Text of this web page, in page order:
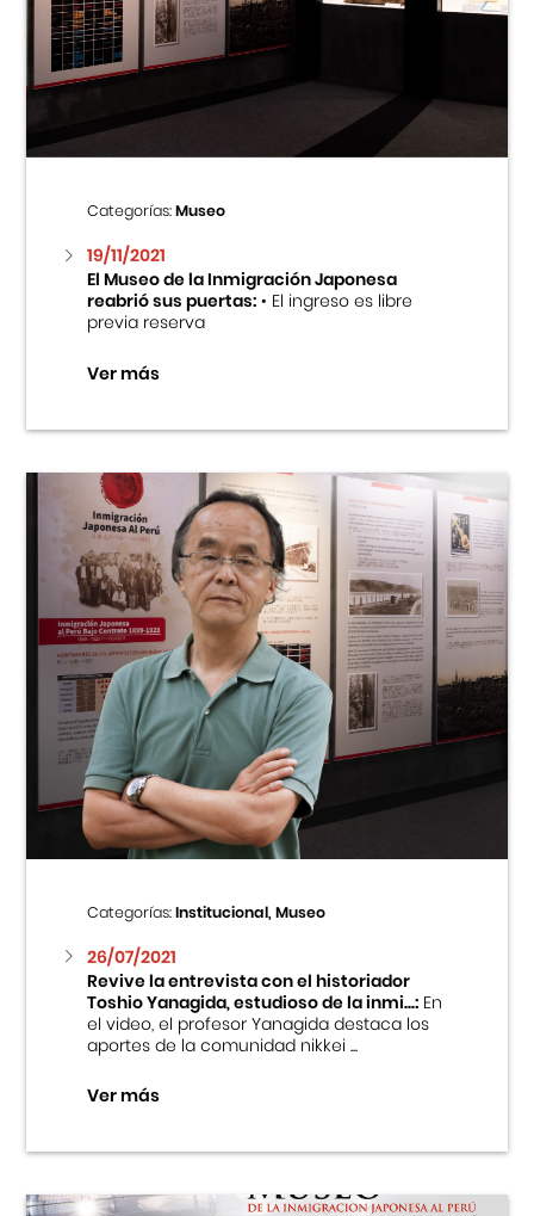
Categorías:Museo
19/11/2021
El Museo de la Inmigración Japonesa
reabrió sus puertas:• El ingreso es libre
previa reserva
Ver más
Categorías:Institucional, Museo
26/07/2021
Revive la entrevista con el historiador
Toshio Yanagida, estudioso de la inmi...:En
el video, el profesor Yanagida destaca los
aportes de la comunidad nikkei ...
Ver más